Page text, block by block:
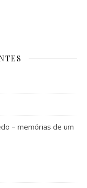
– memórias de um